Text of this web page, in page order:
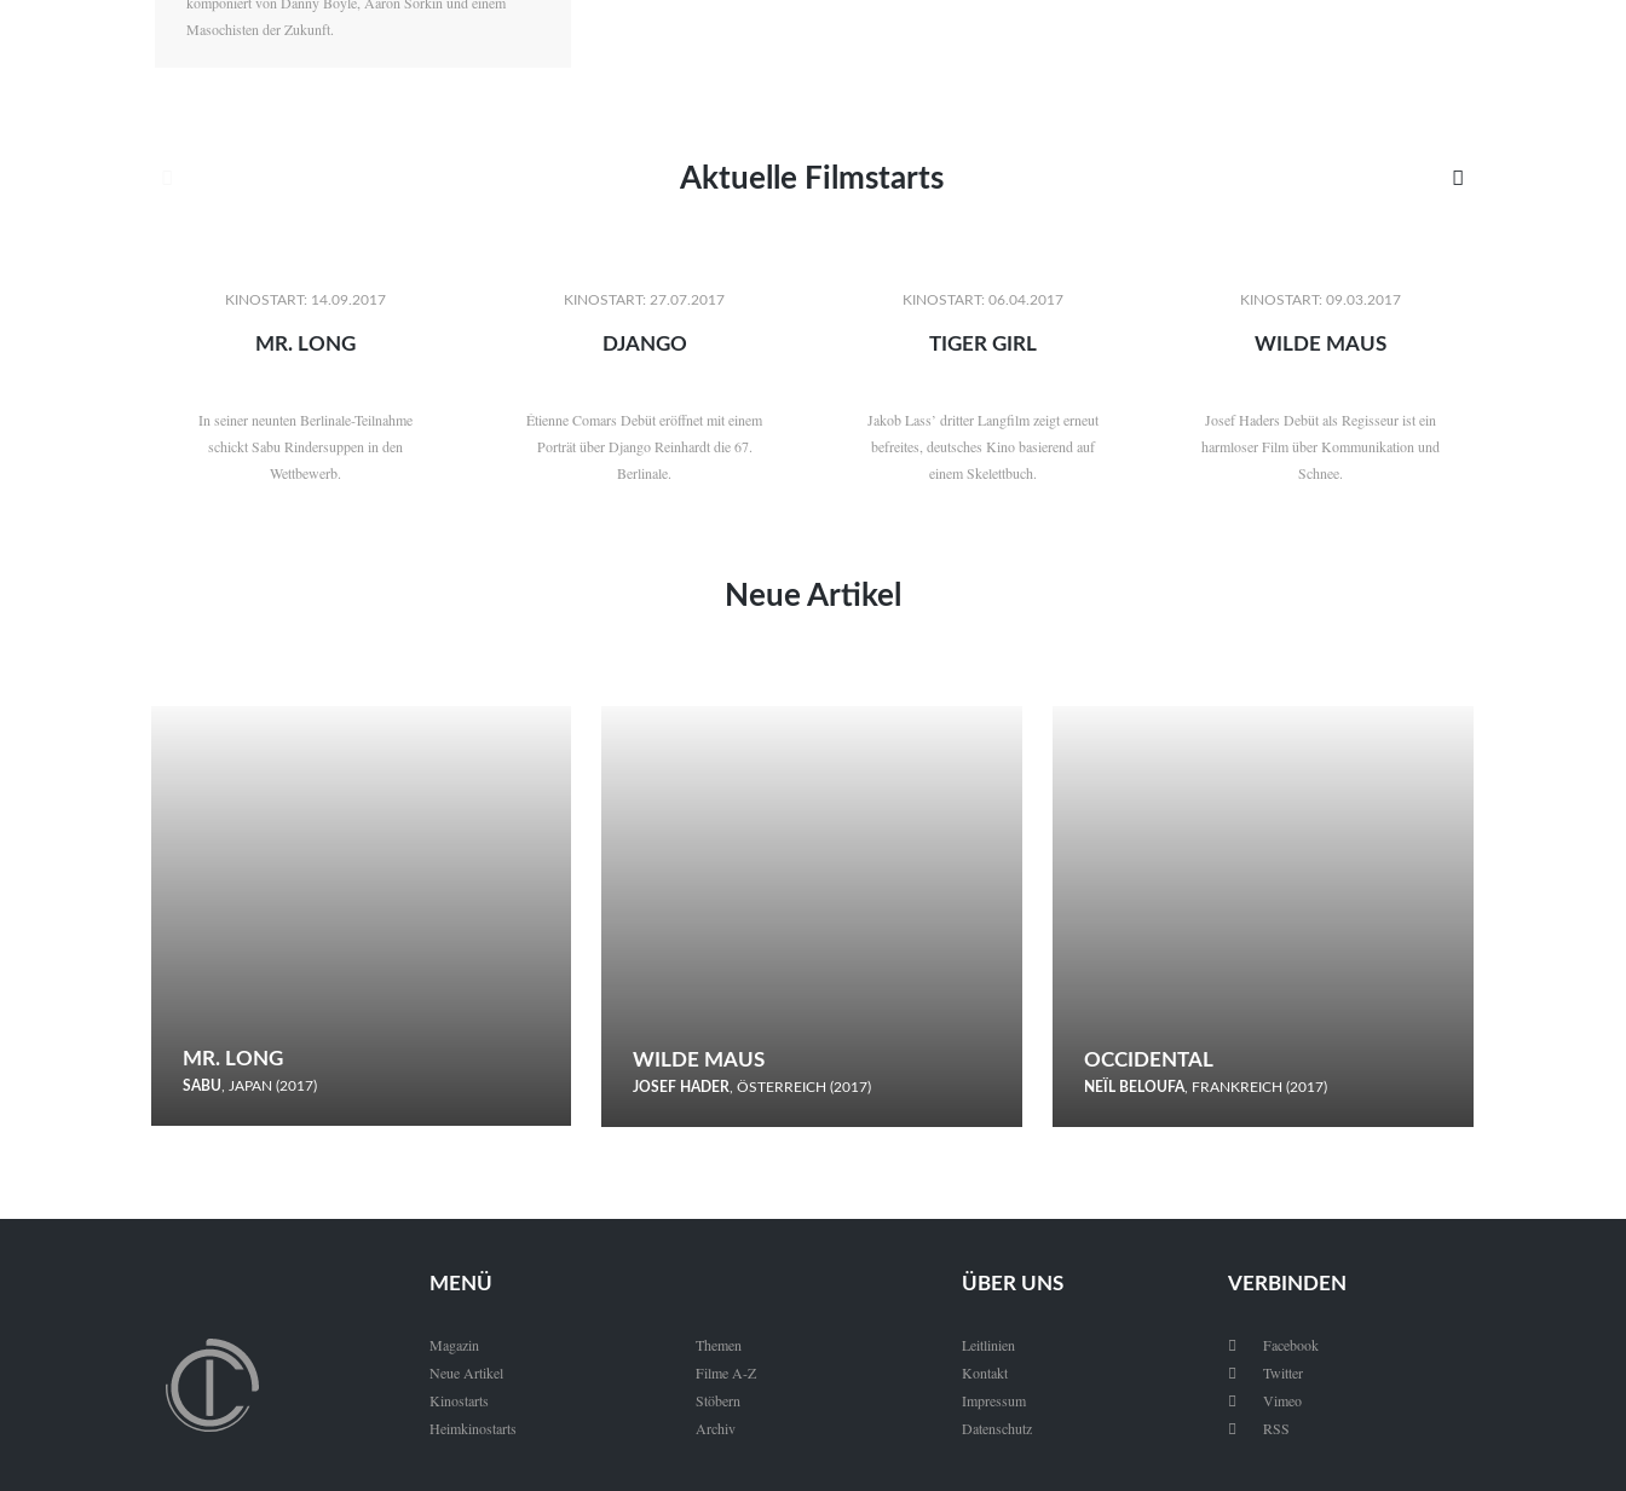
Masochisten der Zukunft.
Aktuelle Filmstarts 
KINOSTART: 14.09.2017
MR. LONG
In seiner neunten Berlinale-Teilnahme
schickt Sabu Rindersuppen in den
Wettbewerb.
KINOSTART: 27.07.2017
DJANGO
Étienne Comars Debüt eröffnet mit einem
Porträt über Django Reinhardt die 67.
Berlinale.
KINOSTART: 06.04.2017
TIGER GIRL
Jakob Lass’ dritter Langfilm zeigt erneut
befreites, deutsches Kino basierend auf
einem Skelettbuch.
KINOSTART: 09.03.2017
WILDE MAUS
Josef Haders Debüt als Regisseur ist ein
harmloser Film über Kommunikation und
Schnee.
Neue Artikel
MR. LONG
SABU, JAPAN (2017)
den Wettbewerb.
WILDE MAUS
JOSEF HADER, ÖSTERREICH (2017)
Schnee.
OCCIDENTAL
NEÏL BELOUFA, FRANKREICH (2017)
MENÜ
Magazin
Neue Artikel
Kinostarts
Heimkinostarts
Themen
Filme A-Z
Stöbern
Archiv
ÜBER UNS
Leitlinien
Kontakt
Impressum
Datenschutz
VERBINDEN
 Facebook
 Twitter
 Vimeo
 RSS